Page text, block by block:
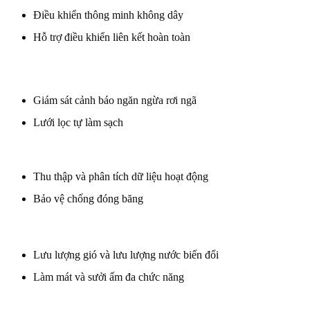
Điều khiển thông minh không dây
Hỗ trợ điều khiển liên kết hoàn toàn
Giám sát cảnh báo ngăn ngừa rơi ngã
Lưới lọc tự làm sạch
Thu thập và phân tích dữ liệu hoạt động
Bảo vệ chống đóng băng
Lưu lượng gió và lưu lượng nước biến đổi
Làm mát và sưởi ấm đa chức năng